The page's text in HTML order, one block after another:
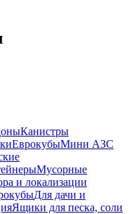
Канистры
ЕврокубыМини АЗС
Мусорные
и локализации
Для дачи и
Ящики для песка, соли